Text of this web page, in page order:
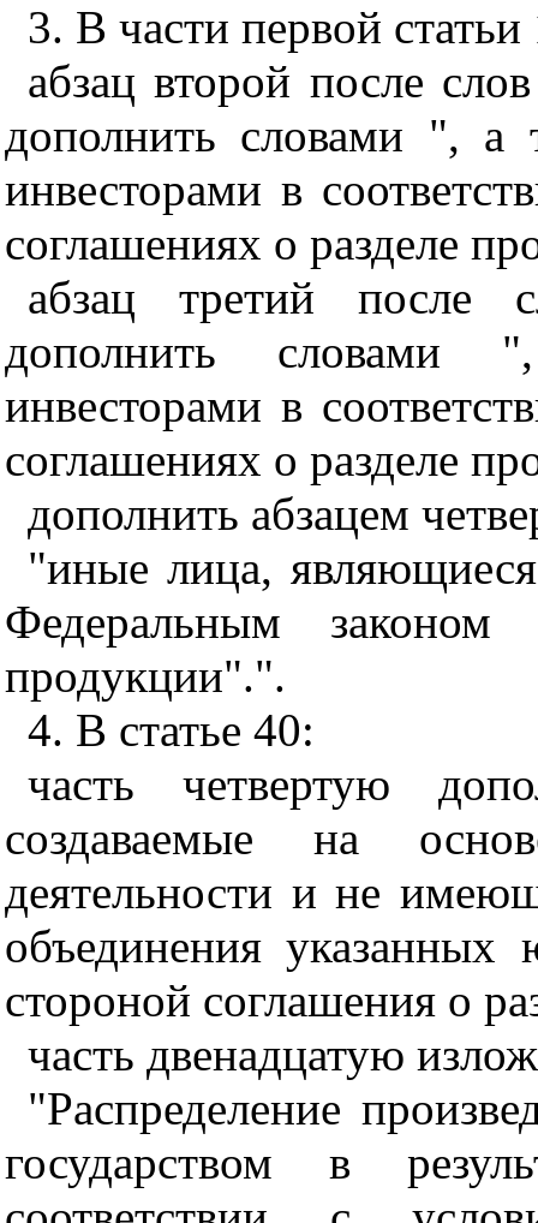
3. В части первой статьи
абзац второй после
дополнить словами ", а
инвесторами в
соглашениях о разделе
абзац третий после
дополнить словами
инвесторами в
соглашениях о разделе
дополнить абзацем
"иные лица,
Федеральным
продукции".".
4. В статье 40:
часть четвертую
создаваемые на
деятельности и не
объединения
стороной соглашения о
часть двенадцатую
"Распределение
государством в